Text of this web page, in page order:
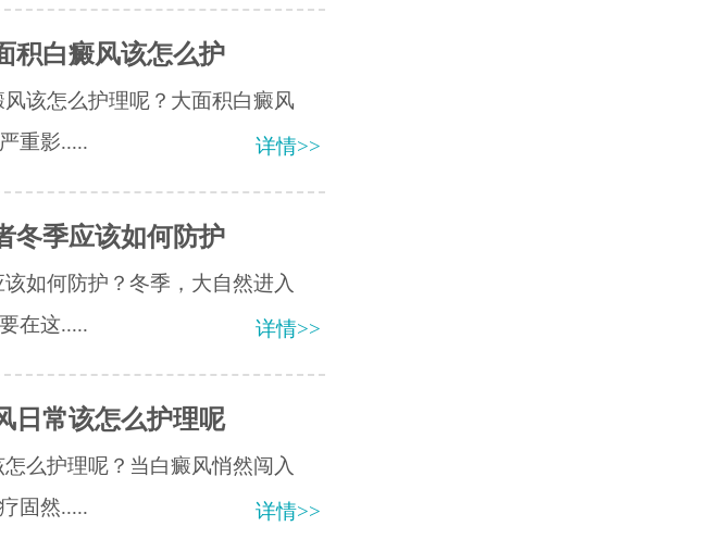
积白癜风该怎么护
该怎么护理呢？大面积白癜风
重影.....
详情>>
冬季应该如何防护
如何防护？冬季，大自然进入
在这.....
详情>>
日常该怎么护理呢
么护理呢？当白癜风悄然闯入
固然.....
详情>>